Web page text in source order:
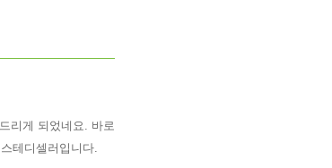
리게 되었네요. 바로
테디셀러입니다.